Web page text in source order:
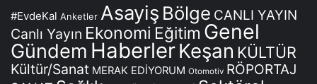
#EvdeKal Anketler Asayiş Bölge CANLI YAYIN
Canlı Yayın Ekonomi Eğitim Genel
Gündem HaberlerKeşan KÜLTÜR
Kültür/Sanat MERAK EDİYORUM Otomotiv RÖPORTAJ